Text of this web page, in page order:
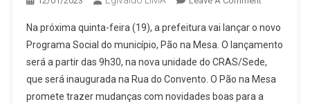
PROGRAMA
SOCIAL
SERÁ
LANÇADO
NA
Na próxima quinta-feira (19), a prefeitura vai lançar o novo
Programa Social do município, Pão na Mesa. O lançamento
será a partir das 9h30, na nova unidade do CRAS/Sede,
que será inaugurada na Rua do Convento. O Pão na Mesa
promete trazer mudanças com novidades boas para a